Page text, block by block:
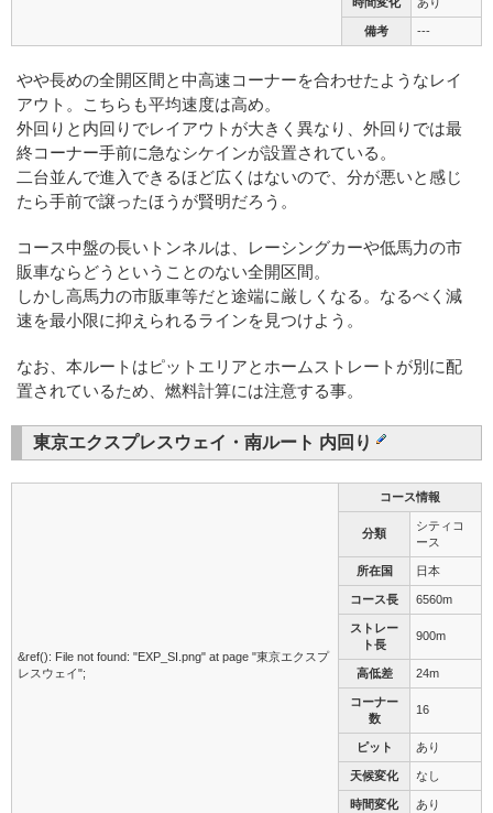
備考 ---
やや長めの全開区間と中高速コーナーを合わせたようなレイ
アウト。こちらも平均速度は高め。
外回りと内回りでレイアウトが大きく異なり、外回りでは最
終コーナー手前に急なシケインが設置されている。
二台並んで進入できるほど広くはないので、分が悪いと感じ
たら手前で譲ったほうが賢明だろう。
コース中盤の長いトンネルは、レーシングカーや低馬力の市
販車ならどうということのない全開区間。
しかし高馬力の市販車等だと途端に厳しくなる。なるべく減
速を最小限に抑えられるラインを見つけよう。
なお、本ルートはピットエリアとホームストレートが別に配
置されているため、燃料計算には注意する事。
東京エクスプレスウェイ・南ルート 内回り
&ref(): File not found: "EXP_SI.png" at page "東京エクスプ
レスウェイ";
コース情報
分類
シティコ
ース
所在国 日本
コース長 6560m
ストレー
ト長
900m
高低差 24m
コーナー
数
16
ピット あり
天候変化 なし
時間変化 あり